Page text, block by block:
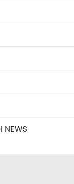
NEWS